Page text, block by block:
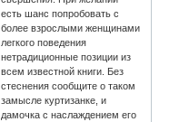
есть шанс попробовать с
более взрослыми женщинами
легкого поведения
нетрадиционные позиции из
всем известной книги. Без
стеснения сообщите о таком
замысле куртизанке, и
дамочка с наслаждением его